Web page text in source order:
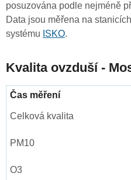
posuzována podle nejméně
Data jsou měřena na stanicích
systému ISKO.
Kvalita ovzduší -